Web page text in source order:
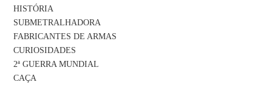
HISTÓRIA
SUBMETRALHADORA
FABRICANTES DE ARMAS
CURIOSIDADES
2ª GUERRA MUNDIAL
CAÇA